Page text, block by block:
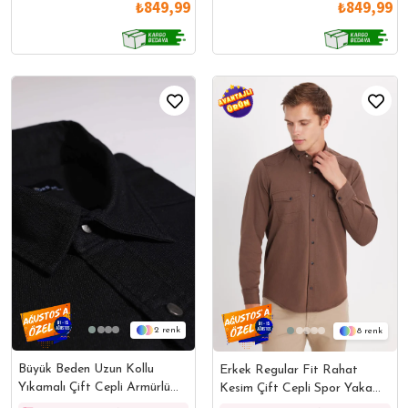
₺849,99 ₺849,99
2
Büyük Beden Uzun Kollu
Yıkamalı Çift Cepli Armürlü
8
Erkek Regular Fit Rahat
Kesim Çift Cepli Spor Yaka